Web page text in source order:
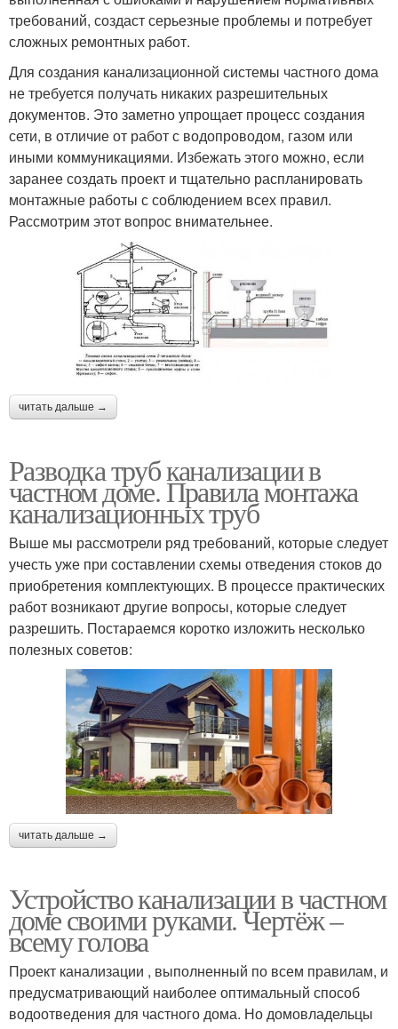
требований, создаст серьезные проблемы и потребует
сложных ремонтных работ.
Для создания канализационной системы частного дома
не требуется получать никаких разрешительных
документов. Это заметно упрощает процесс создания
сети, в отличие от работ с водопроводом, газом или
иными коммуникациями. Избежать этого можно, если
заранее создать проект и тщательно распланировать
монтажные работы с соблюдением всех правил.
Рассмотрим этот вопрос внимательнее.
читать дальше →
Разводка труб канализации в
частном доме. Правила монтажа
канализационных труб
Выше мы рассмотрели ряд требований, которые следует
учесть уже при составлении схемы отведения стоков до
приобретения комплектующих. В процессе практических
работ возникают другие вопросы, которые следует
разрешить. Постараемся коротко изложить несколько
полезных советов:
читать дальше →
Устройство канализации в частном
доме своими руками. Чертёж –
всему голова
Проект канализации , выполненный по всем правилам, и
предусматривающий наиболее оптимальный способ
водоотведения для частного дома. Но домовладельцы